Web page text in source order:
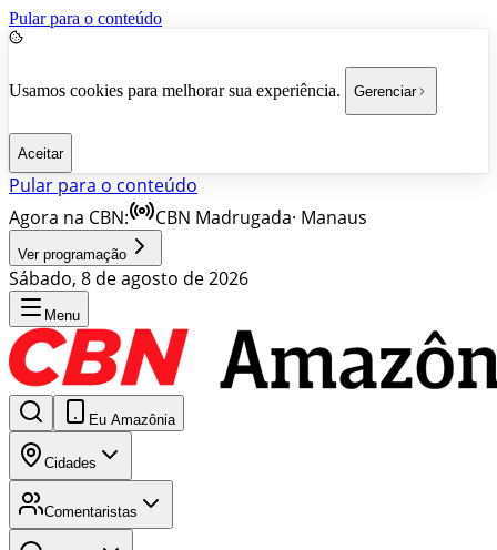
Pular para o conteúdo
Usamos cookies para melhorar sua experiência. Gerenciar
Aceitar
Pular para o conteúdo
Agora na CBN:
CBN Madrugada· Manaus
Ver programação
Sábado, 8 de agosto de 2026
Menu
Eu Amazônia
Cidades
Comentaristas